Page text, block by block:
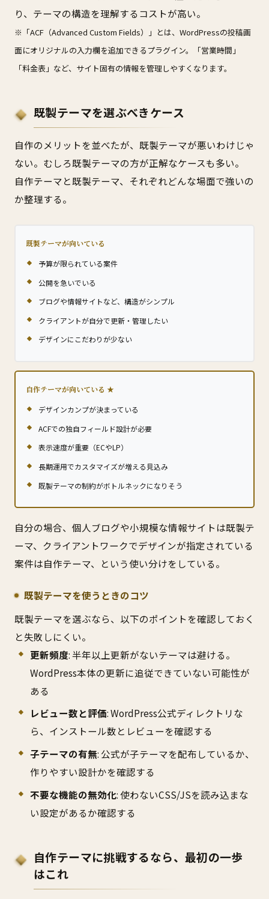
り、テーマの構造を理解するコストが高い。
※「ACF（Advanced Custom Fields）」とは、WordPressの投稿画
面にオリジナルの入力欄を追加できるプラグイン。「営業時間」
「料金表」など、サイト固有の情報を管理しやすくなります。
既製テーマを選ぶべきケース
自作のメリットを並べたが、既製テーマが悪いわけじゃ
ない。むしろ既製テーマの方が正解なケースも多い。
自作テーマと既製テーマ、それぞれどんな場面で強いの
か整理する。
既製テーマが向いている
予算が限られている案件
公開を急いでいる
ブログや情報サイトなど、構造がシンプル
クライアントが自分で更新・管理したい
デザインにこだわりが少ない
自作テーマが向いている
デザインカンプが決まっている
ACFでの独自フィールド設計が必要
表示速度が重要（ECやLP）
長期運用でカスタマイズが増える見込み
既製テーマの制約がボトルネックになりそう
自分の場合、個人ブログや小規模な情報サイトは既製テ
ーマ、クライアントワークでデザインが指定されている
案件は自作テーマ、という使い分けをしている。
既製テーマを使うときのコツ
既製テーマを選ぶなら、以下のポイントを確認しておく
と失敗しにくい。
更新頻度: 半年以上更新がないテーマは避ける。
WordPress本体の更新に追従できていない可能性が
ある
レビュー数と評価: WordPress公式ディレクトリな
ら、インストール数とレビューを確認する
子テーマの有無: 公式が子テーマを配布しているか、
作りやすい設計かを確認する
不要な機能の無効化: 使わないCSS/JSを読み込まな
い設定があるか確認する
自作テーマに挑戦するなら、最初の一歩
はこれ